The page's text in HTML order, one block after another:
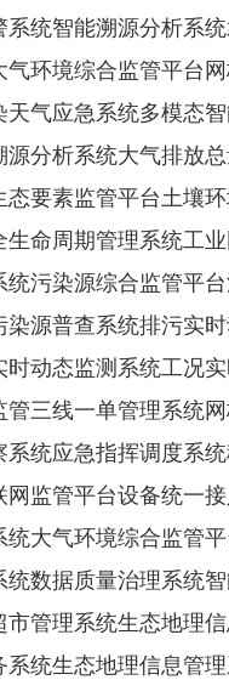
系统智能溯源分析系
气环境综合监管平台
天气应急系统多模态
源分析系统大气排放
态要素监管平台土壤
生命周期管理系统工
统污染源综合监管平
染源普查系统排污实时
时动态监测系统工况
管三线一单管理系统
系统应急指挥调度系
网监管平台设备统一
统大气环境综合监管
数据质量治理系统智
市管理系统生态地理
系统生态地理信息管